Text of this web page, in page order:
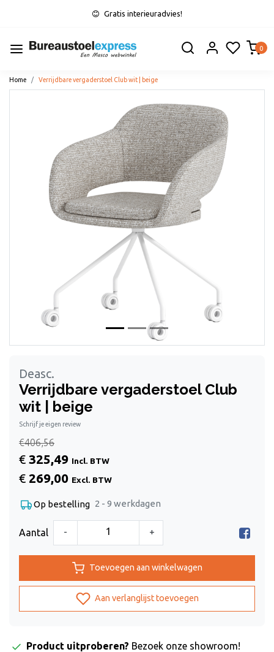
Gratis interieuradvies!
0
Home Verrijdbare vergaderstoel Club wit | beige
Deasc.
Verrijdbare vergaderstoel Club
wit | beige
Schrijf je eigen review
€406,56
€ 325,49 Incl. BTW
€ 269,00 Excl. BTW
Op bestelling 2 - 9 werkdagen
Aantal - +
Toevoegen aan winkelwagen
Aan verlanglijst toevoegen
Product uitproberen? Bezoek onze showroom!